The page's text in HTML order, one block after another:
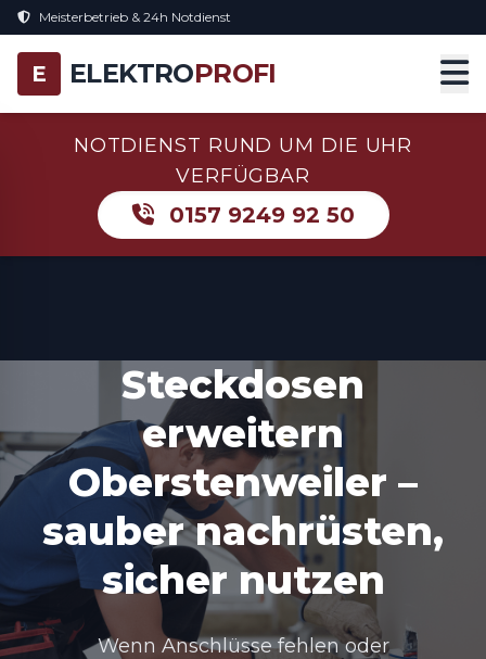
Meisterbetrieb & 24h Notdienst
E ELEKTROPROFI
NOTDIENST RUND UM DIE UHR
VERFÜGBAR
0157 9249 92 50
Steckdosen
erweitern
Oberstenweiler –
sauber nachrüsten,
sicher nutzen
Wenn Anschlüsse fehlen oder